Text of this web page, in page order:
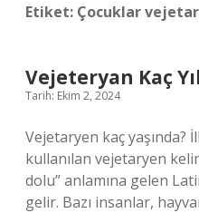
Etiket: Çocuklar
Vejeteryan Kaç
Tarih: Ekim 2, 2024
Vejetaryen kaç yaşında?
kullanılan vejetaryen
dolu” anlamına gelen
gelir. Bazı insanlar,